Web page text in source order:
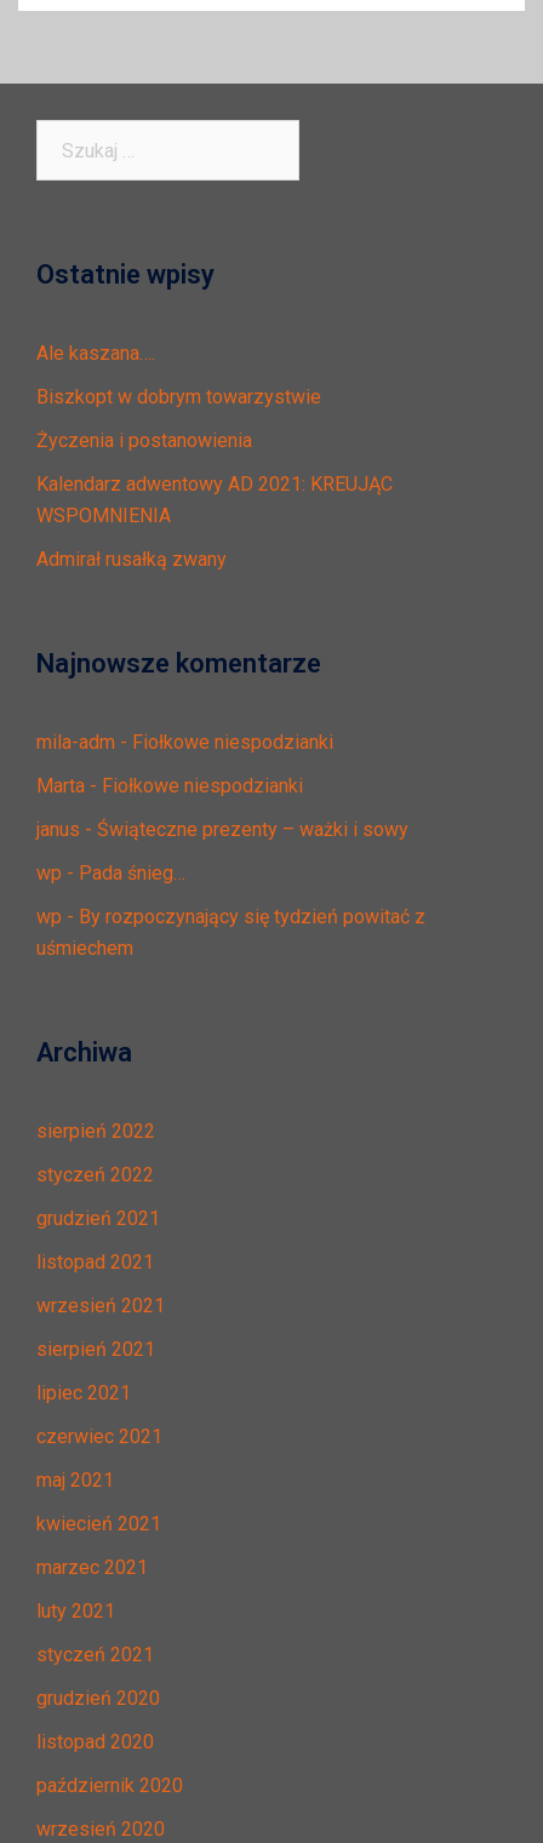
Ostatnie wpisy
Ale kaszana….
Biszkopt w dobrym towarzystwie
Życzenia i postanowienia
Kalendarz adwentowy AD 2021: KREUJĄC
WSPOMNIENIA
Admirał rusałką zwany
Najnowsze komentarze
mila-adm - Fiołkowe niespodzianki
Marta - Fiołkowe niespodzianki
janus - Świąteczne prezenty – ważki i sowy
wp - Pada śnieg…
wp - By rozpoczynający się tydzień powitać z
uśmiechem
Archiwa
sierpień 2022
styczeń 2022
grudzień 2021
listopad 2021
wrzesień 2021
sierpień 2021
lipiec 2021
czerwiec 2021
maj 2021
kwiecień 2021
marzec 2021
luty 2021
styczeń 2021
grudzień 2020
listopad 2020
październik 2020
wrzesień 2020